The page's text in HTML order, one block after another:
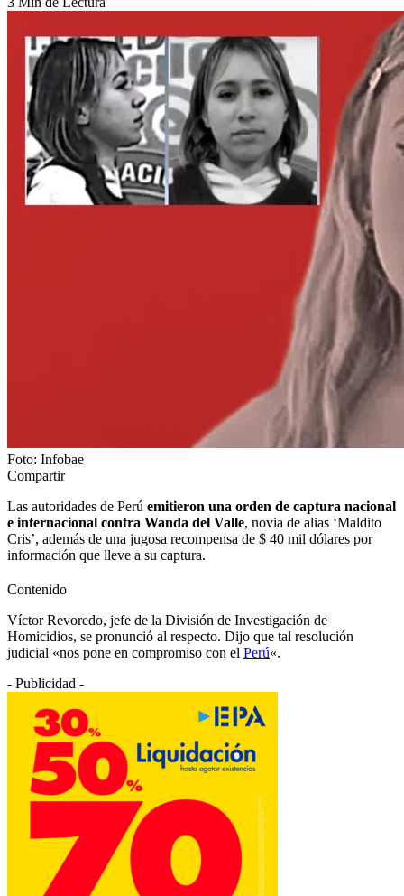
Foto: Infobae
Compartir
Las autoridades de Perú emitieron una orden de captura nacional
e internacional contra Wanda del Valle, novia de alias ‘Maldito
Cris’, además de una jugosa recompensa de $ 40 mil dólares por
información que lleve a su captura.
Contenido
Víctor Revoredo, jefe de la División de Investigación de
Homicidios, se pronunció al respecto. Dijo que tal resolución
judicial «nos pone en compromiso con el Perú«.
- Publicidad -